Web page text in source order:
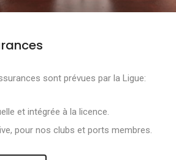
DE
sont prévues par la Ligue:
et intégrée à la licence.
pour nos clubs et ports membres.